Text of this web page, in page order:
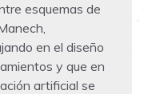
esquemas de
en el diseño
y que en
artificial se